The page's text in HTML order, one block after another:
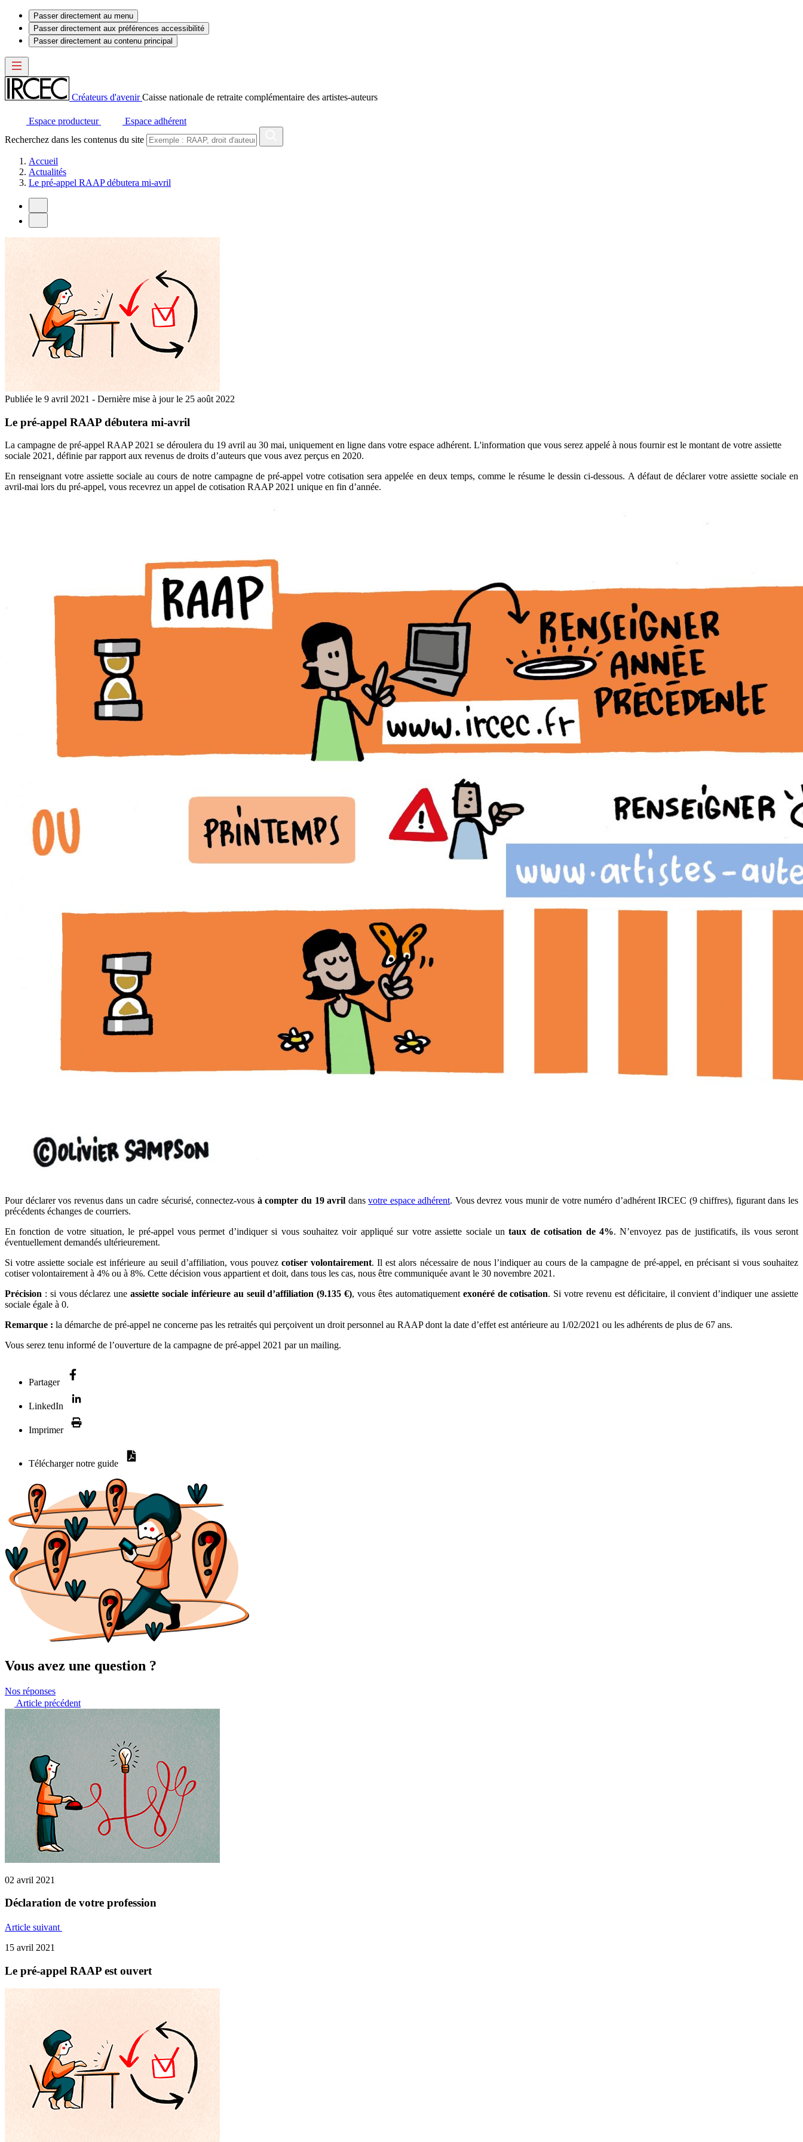
Passer directement au menu
Passer directement aux préférences accessibilité
Passer directement au contenu principal
Créateurs d'avenir Caisse nationale de retraite complémentaire des artistes-auteurs
Espace producteur
Espace adhérent
Recherchez dans les contenus du site
Accueil
Actualités
Le pré-appel RAAP débutera mi-avril
Publiée le 9 avril 2021 - Dernière mise à jour le 25 août 2022
Le pré-appel RAAP débutera mi-avril
La campagne de pré-appel RAAP 2021 se déroulera du 19 avril au 30 mai, uniquement en ligne dans votre espace adhérent. L'information que vous serez appelé à nous fournir est le montant de votre assiette
sociale 2021, définie par rapport aux revenus de droits d’auteurs que vous avez perçus en 2020.
En renseignant votre assiette sociale au cours de notre campagne de pré-appel votre cotisation sera appelée en deux temps, comme le résume le dessin ci-dessous. A défaut de déclarer votre assiette sociale en
avril-mai lors du pré-appel, vous recevrez un appel de cotisation RAAP 2021 unique en fin d’année.
Pour déclarer vos revenus dans un cadre sécurisé, connectez-vous à compter du 19 avril dansvotre espace adhérent. Vous devrez vous munir de votre numéro d’adhérent IRCEC (9 chiffres), figurant dans les
précédents échanges de courriers.
En fonction de votre situation, le pré-appel vous permet d’indiquer si vous souhaitez voir appliqué sur votre assiette sociale untaux de cotisation de 4%. N’envoyez pas de justificatifs, ils vous seront
éventuellement demandés ultérieurement.
Si votre assiette sociale est inférieure au seuil d’affiliation, vous pouvezcotiser volontairement. Il est alors nécessaire de nous l’indiquer au cours de la campagne de pré-appel, en précisant si vous souhaitez
cotiser volontairement à 4% ou à 8%. Cette décision vous appartient et doit, dans tous les cas, nous être communiquée avant le 30 novembre 2021.
Précision : si vous déclarez uneassiette sociale inférieure au seuil d’affiliation (9.135 €), vous êtes automatiquement exonéré de cotisation. Si votre revenu est déficitaire, il convient d’indiquer une assiette
sociale égale à 0.
Remarque : la démarche de pré-appel ne concerne pas les retraités qui perçoivent un droit personnel au RAAP dont la date d’effet est antérieure au 1/02/2021 ou les adhérents de plus de 67 ans.
Vous serez tenu informé de l’ouverture de la campagne de pré-appel 2021 par un mailing.
Partager
LinkedIn
Imprimer
Télécharger notre guide
Vous avez une question ?
Nos réponses
Article précédent
02 avril 2021
Déclaration de votre profession
Article suivant
15 avril 2021
Le pré-appel RAAP est ouvert